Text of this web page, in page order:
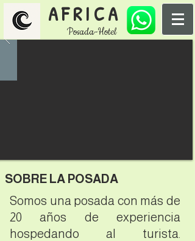
Posada-Hotel
AFRICA
SOBRE LA POSADA
Somos una posada con más de
20 años de experiencia
hospedando al turista.